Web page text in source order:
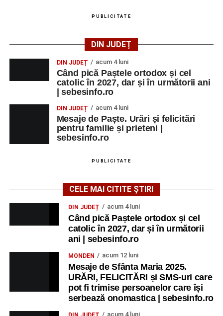
Primul concert din cadrul String Symphonic Camp
PUBLICITATE
DIN JUDEȚ
DIN JUDEȚ acum 4 luni
Când pică Paștele ortodox și cel
catolic în 2027, dar și în următorii ani
| sebesinfo.ro
DIN JUDEȚ acum 4 luni
Mesaje de Paște. Urări și felicitări
pentru familie și prieteni |
sebesinfo.ro
PUBLICITATE
CELE MAI CITITE ȘTIRI
DIN JUDEȚ acum 4 luni
Când pică Paștele ortodox și cel
catolic în 2027, dar și în următorii
ani | sebesinfo.ro
MONDEN acum 12 luni
Mesaje de Sfânta Maria 2025.
URĂRI, FELICITĂRI și SMS-uri care
pot fi trimise persoanelor care își
serbează onomastica | sebesinfo.ro
acum 4 luni